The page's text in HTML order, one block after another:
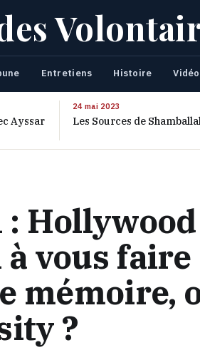
Entretiens Histoire
Ayssar
24 mai 2023
Les Sources de
: Hollywood
vous faire
mémoire,
?